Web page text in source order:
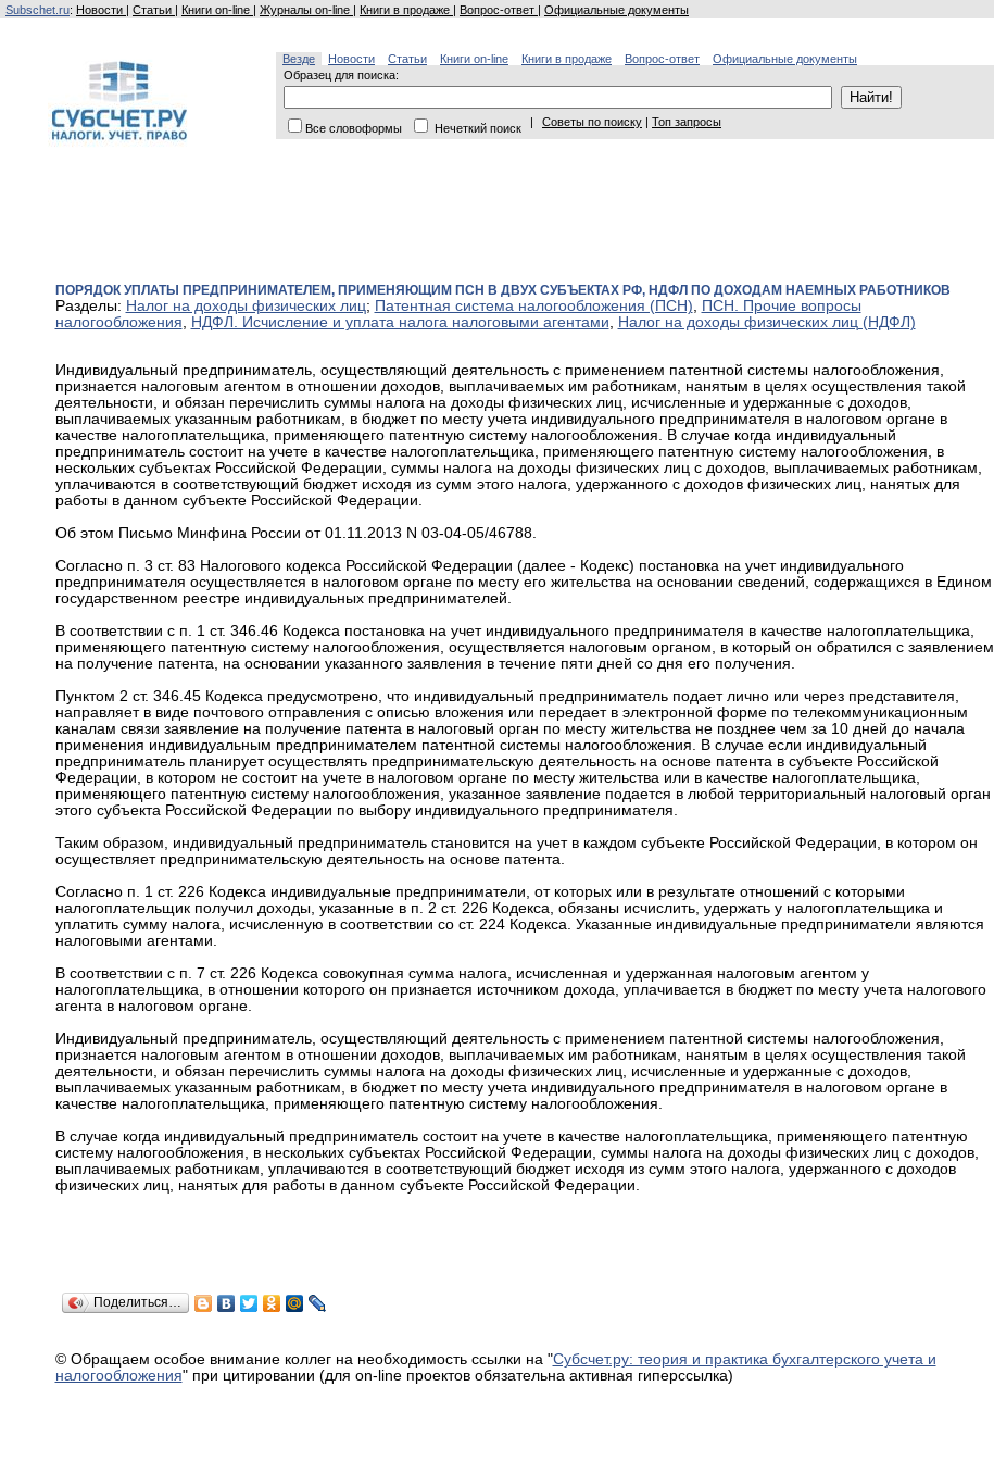
Subschet.ru: Новости | Статьи | Книги on-line | Журналы on-line | Книги в продаже | Вопрос-ответ | Официальные документы
Везде Новости Статьи Книги on-line Книги в продаже Вопрос-ответ
Официальные документы
Образец для поиска:
Все словоформы Нечеткий поиск | Советы по поиску | Топ запросы
ПОРЯДОК УПЛАТЫ ПРЕДПРИНИМАТЕЛЕМ, ПРИМЕНЯЮЩИМ ПСН В ДВУХ СУБЪЕКТАХ РФ, НДФЛ ПО ДОХОДАМ НАЕМНЫХ РАБОТНИКОВ
Разделы: Налог на доходы физических лиц; Патентная система налогообложения (ПСН), ПСН. Прочие вопросы
налогообложения, НДФЛ. Исчисление и уплата налога налоговыми агентами, Налог на доходы физических лиц (НДФЛ)
Индивидуальный предприниматель, осуществляющий деятельность с применением патентной системы налогообложения,
признается налоговым агентом в отношении доходов, выплачиваемых им работникам, нанятым в целях осуществления такой
деятельности, и обязан перечислить суммы налога на доходы физических лиц, исчисленные и удержанные с доходов,
выплачиваемых указанным работникам, в бюджет по месту учета индивидуального предпринимателя в налоговом органе в
качестве налогоплательщика, применяющего патентную систему налогообложения. В случае когда индивидуальный
предприниматель состоит на учете в качестве налогоплательщика, применяющего патентную систему налогообложения, в
нескольких субъектах Российской Федерации, суммы налога на доходы физических лиц с доходов, выплачиваемых работникам,
уплачиваются в соответствующий бюджет исходя из сумм этого налога, удержанного с доходов физических лиц, нанятых для
работы в данном субъекте Российской Федерации.
Об этом Письмо Минфина России от 01.11.2013 N 03-04-05/46788.
Согласно п. 3 ст. 83 Налогового кодекса Российской Федерации (далее - Кодекс) постановка на учет индивидуального
предпринимателя осуществляется в налоговом органе по месту его жительства на основании сведений, содержащихся в Едином
государственном реестре индивидуальных предпринимателей.
В соответствии с п. 1 ст. 346.46 Кодекса постановка на учет индивидуального предпринимателя в качестве налогоплательщика,
применяющего патентную систему налогообложения, осуществляется налоговым органом, в который он обратился с заявлением
на получение патента, на основании указанного заявления в течение пяти дней со дня его получения.
Пунктом 2 ст. 346.45 Кодекса предусмотрено, что индивидуальный предприниматель подает лично или через представителя,
направляет в виде почтового отправления с описью вложения или передает в электронной форме по телекоммуникационным
каналам связи заявление на получение патента в налоговый орган по месту жительства не позднее чем за 10 дней до начала
применения индивидуальным предпринимателем патентной системы налогообложения. В случае если индивидуальный
предприниматель планирует осуществлять предпринимательскую деятельность на основе патента в субъекте Российской
Федерации, в котором не состоит на учете в налоговом органе по месту жительства или в качестве налогоплательщика,
применяющего патентную систему налогообложения, указанное заявление подается в любой территориальный налоговый орган
этого субъекта Российской Федерации по выбору индивидуального предпринимателя.
Таким образом, индивидуальный предприниматель становится на учет в каждом субъекте Российской Федерации, в котором он
осуществляет предпринимательскую деятельность на основе патента.
Согласно п. 1 ст. 226 Кодекса индивидуальные предприниматели, от которых или в результате отношений с которыми
налогоплательщик получил доходы, указанные в п. 2 ст. 226 Кодекса, обязаны исчислить, удержать у налогоплательщика и
уплатить сумму налога, исчисленную в соответствии со ст. 224 Кодекса. Указанные индивидуальные предприниматели являются
налоговыми агентами.
В соответствии с п. 7 ст. 226 Кодекса совокупная сумма налога, исчисленная и удержанная налоговым агентом у
налогоплательщика, в отношении которого он признается источником дохода, уплачивается в бюджет по месту учета налогового
агента в налоговом органе.
Индивидуальный предприниматель, осуществляющий деятельность с применением патентной системы налогообложения,
признается налоговым агентом в отношении доходов, выплачиваемых им работникам, нанятым в целях осуществления такой
деятельности, и обязан перечислить суммы налога на доходы физических лиц, исчисленные и удержанные с доходов,
выплачиваемых указанным работникам, в бюджет по месту учета индивидуального предпринимателя в налоговом органе в
качестве налогоплательщика, применяющего патентную систему налогообложения.
В случае когда индивидуальный предприниматель состоит на учете в качестве налогоплательщика, применяющего патентную
систему налогообложения, в нескольких субъектах Российской Федерации, суммы налога на доходы физических лиц с доходов,
выплачиваемых работникам, уплачиваются в соответствующий бюджет исходя из сумм этого налога, удержанного с доходов
физических лиц, нанятых для работы в данном субъекте Российской Федерации.
Поделиться…
© Обращаем особое внимание коллег на необходимость ссылки на "Субсчет.ру: теория и практика бухгалтерского учета и
налогообложения" при цитировании (для on-line проектов обязательна активная гиперссылка)